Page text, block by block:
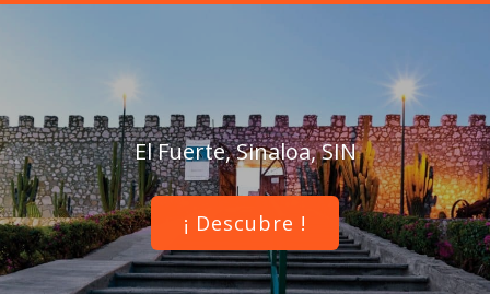
El Fuerte, Sinaloa, SIN
¡ Descubre !